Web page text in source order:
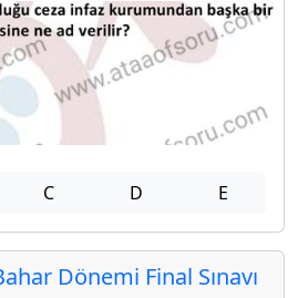
C D E
Dönemi Final Sınavı